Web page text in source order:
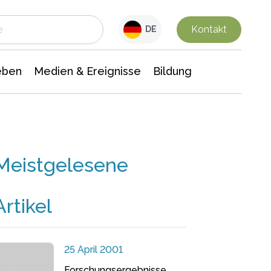
DE Kontakt
Medien & Ereignisse Bildung
25 April 2001